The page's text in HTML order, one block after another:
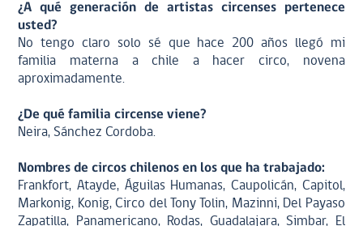
¿A qué generación de artistas circenses pertenece
usted?
No tengo claro solo sé que hace 200 años llegó mi
familia materna a chile a hacer circo, novena
aproximadamente.
¿De qué familia circense viene?
Neira, Sánchez Cordoba.
Nombres de circos chilenos en los que ha trabajado:
Frankfort, Atayde, Águilas Humanas, Caupolicán, Capitol,
Markonig, Konig, Circo del Tony Tolin, Mazinni, Del Payaso
Zapatilla, Panamericano, Rodas, Guadalajara, Simbar, El